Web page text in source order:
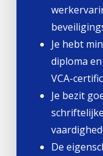
Je hebt
diploma
VCA-
Je bezit
De